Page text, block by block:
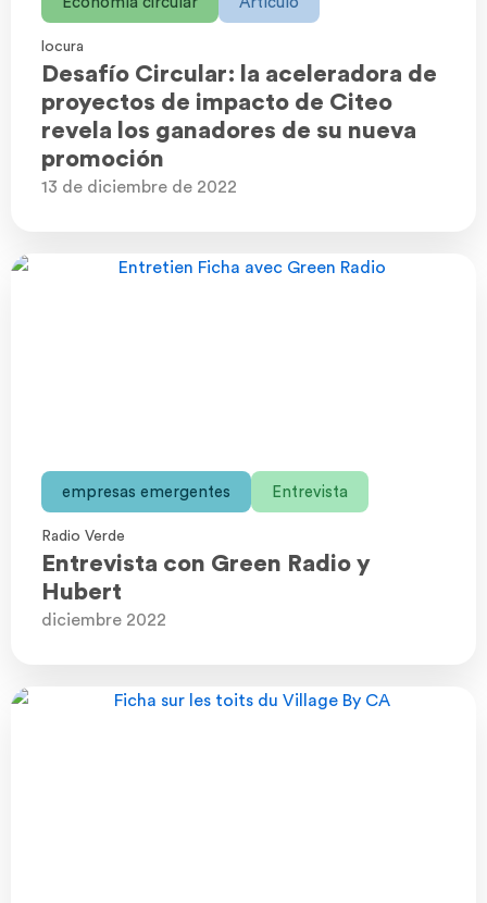
locura
Desafío Circular: la aceleradora de
proyectos de impacto de Citeo
revela los ganadores de su nueva
promoción
13 de diciembre de 2022
empresas emergentes Entrevista
Radio Verde
Entrevista con Green Radio y
Hubert
diciembre 2022